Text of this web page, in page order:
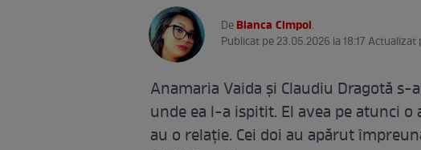
DeBianca Cimpoi.
Publicat pe 23.05.2026 la 18:17 Actualizat
Anamaria Vaida și Claudiu Dragotă
unde ea l-a ispitit. El avea pe atunci
au o relație. Cei doi au apărut